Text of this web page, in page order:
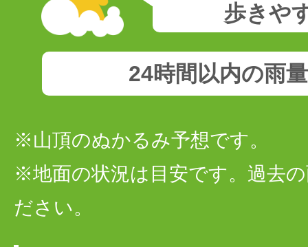
歩きや
24時間以内の雨
※山頂のぬかるみ予想です。
※地面の状況は目安です。過去
ださい。